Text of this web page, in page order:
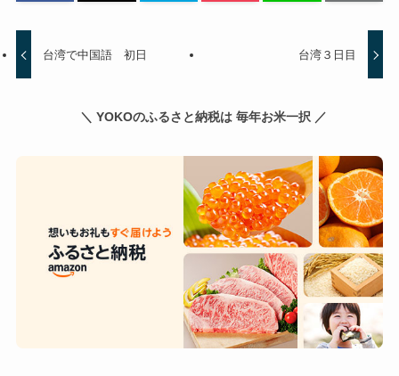
台湾で中国語 初日 台湾３日目
＼ YOKOのふるさと納税は 毎年お米一択 ／